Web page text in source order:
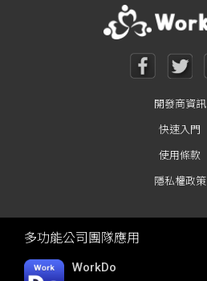
開發商資訊
快速入門
使用條款
隱私權政策
多功能公司團隊應用
WorkDo